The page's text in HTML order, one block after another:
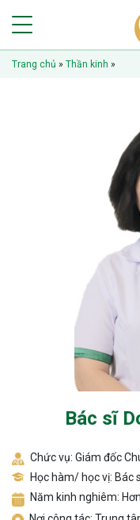
Trang chủ » Thần kinh »
Bác sĩ
Chức vụ: Giám đốc
Học hàm/ học vị: Bác
Năm kinh nghiêm: